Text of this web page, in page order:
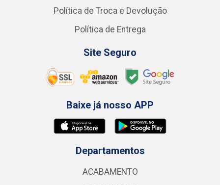
Política de Troca e Devolução
Política de Entrega
Site Seguro
Baixe já nosso APP
Departamentos
ACABAMENTO